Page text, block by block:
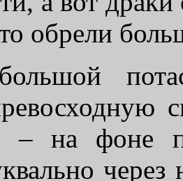
обрели
– на фоне
через